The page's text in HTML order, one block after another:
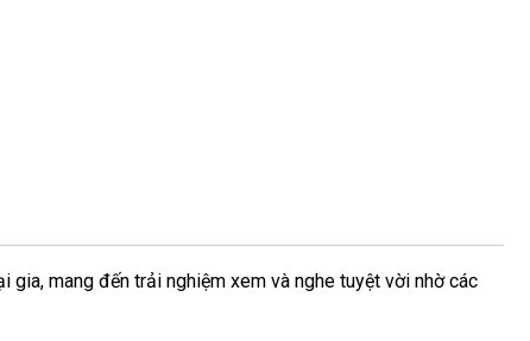
mang đến trải nghiệm xem và nghe tuyệt vời nhờ các